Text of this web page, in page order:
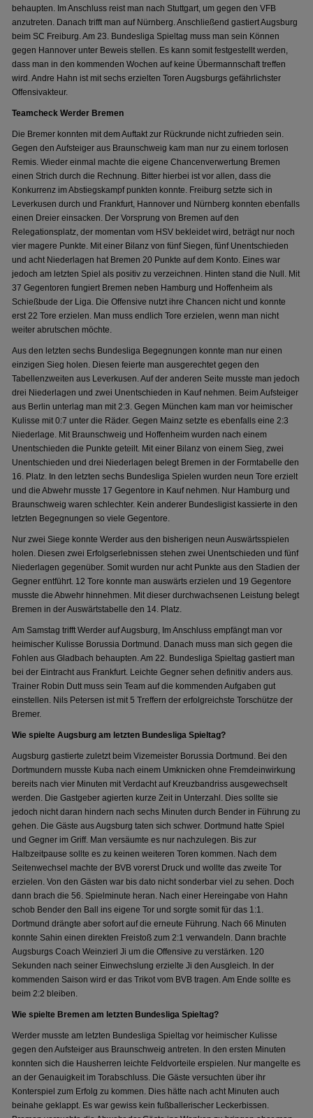
behaupten. Im Anschluss reist man nach Stuttgart, um gegen den VFB
anzutreten. Danach trifft man auf Nürnberg. Anschließend gastiert Augsburg
beim SC Freiburg. Am 23. Bundesliga Spieltag muss man sein Können
gegen Hannover unter Beweis stellen. Es kann somit festgestellt werden,
dass man in den kommenden Wochen auf keine Übermannschaft treffen
wird. Andre Hahn ist mit sechs erzielten Toren Augsburgs gefährlichster
Offensivakteur.
Teamcheck Werder Bremen
Die Bremer konnten mit dem Auftakt zur Rückrunde nicht zufrieden sein.
Gegen den Aufsteiger aus Braunschweig kam man nur zu einem torlosen
Remis. Wieder einmal machte die eigene Chancenverwertung Bremen
einen Strich durch die Rechnung. Bitter hierbei ist vor allen, dass die
Konkurrenz im Abstiegskampf punkten konnte. Freiburg setzte sich in
Leverkusen durch und Frankfurt, Hannover und Nürnberg konnten ebenfalls
einen Dreier einsacken. Der Vorsprung von Bremen auf den
Relegationsplatz, der momentan vom HSV bekleidet wird, beträgt nur noch
vier magere Punkte. Mit einer Bilanz von fünf Siegen, fünf Unentschieden
und acht Niederlagen hat Bremen 20 Punkte auf dem Konto. Eines war
jedoch am letzten Spiel als positiv zu verzeichnen. Hinten stand die Null. Mit
37 Gegentoren fungiert Bremen neben Hamburg und Hoffenheim als
Schießbude der Liga. Die Offensive nutzt ihre Chancen nicht und konnte
erst 22 Tore erzielen. Man muss endlich Tore erzielen, wenn man nicht
weiter abrutschen möchte.
Aus den letzten sechs Bundesliga Begegnungen konnte man nur einen
einzigen Sieg holen. Diesen feierte man ausgerechtet gegen den
Tabellenzweiten aus Leverkusen. Auf der anderen Seite musste man jedoch
drei Niederlagen und zwei Unentschieden in Kauf nehmen. Beim Aufsteiger
aus Berlin unterlag man mit 2:3. Gegen München kam man vor heimischer
Kulisse mit 0:7 unter die Räder. Gegen Mainz setzte es ebenfalls eine 2:3
Niederlage. Mit Braunschweig und Hoffenheim wurden nach einem
Unentschieden die Punkte geteilt. Mit einer Bilanz von einem Sieg, zwei
Unentschieden und drei Niederlagen belegt Bremen in der Formtabelle den
16. Platz. In den letzten sechs Bundesliga Spielen wurden neun Tore erzielt
und die Abwehr musste 17 Gegentore in Kauf nehmen. Nur Hamburg und
Braunschweig waren schlechter. Kein anderer Bundesligist kassierte in den
letzten Begegnungen so viele Gegentore.
Nur zwei Siege konnte Werder aus den bisherigen neun Auswärtsspielen
holen. Diesen zwei Erfolgserlebnissen stehen zwei Unentschieden und fünf
Niederlagen gegenüber. Somit wurden nur acht Punkte aus den Stadien der
Gegner entführt. 12 Tore konnte man auswärts erzielen und 19 Gegentore
musste die Abwehr hinnehmen. Mit dieser durchwachsenen Leistung belegt
Bremen in der Auswärtstabelle den 14. Platz.
Am Samstag trifft Werder auf Augsburg, Im Anschluss empfängt man vor
heimischer Kulisse Borussia Dortmund. Danach muss man sich gegen die
Fohlen aus Gladbach behaupten. Am 22. Bundesliga Spieltag gastiert man
bei der Eintracht aus Frankfurt. Leichte Gegner sehen definitiv anders aus.
Trainer Robin Dutt muss sein Team auf die kommenden Aufgaben gut
einstellen. Nils Petersen ist mit 5 Treffern der erfolgreichste Torschütze der
Bremer.
Wie spielte Augsburg am letzten Bundesliga Spieltag?
Augsburg gastierte zuletzt beim Vizemeister Borussia Dortmund. Bei den
Dortmundern musste Kuba nach einem Umknicken ohne Fremdeinwirkung
bereits nach vier Minuten mit Verdacht auf Kreuzbandriss ausgewechselt
werden. Die Gastgeber agierten kurze Zeit in Unterzahl. Dies sollte sie
jedoch nicht daran hindern nach sechs Minuten durch Bender in Führung zu
gehen. Die Gäste aus Augsburg taten sich schwer. Dortmund hatte Spiel
und Gegner im Griff. Man versäumte es nur nachzulegen. Bis zur
Halbzeitpause sollte es zu keinen weiteren Toren kommen. Nach dem
Seitenwechsel machte der BVB vorerst Druck und wollte das zweite Tor
erzielen. Von den Gästen war bis dato nicht sonderbar viel zu sehen. Doch
dann brach die 56. Spielminute heran. Nach einer Hereingabe von Hahn
schob Bender den Ball ins eigene Tor und sorgte somit für das 1:1.
Dortmund drängte aber sofort auf die erneute Führung. Nach 66 Minuten
konnte Sahin einen direkten Freistoß zum 2:1 verwandeln. Dann brachte
Augsburgs Coach Weinzierl Ji um die Offensive zu verstärken. 120
Sekunden nach seiner Einwechslung erzielte Ji den Ausgleich. In der
kommenden Saison wird er das Trikot vom BVB tragen. Am Ende sollte es
beim 2:2 bleiben.
Wie spielte Bremen am letzten Bundesliga Spieltag?
Werder musste am letzten Bundesliga Spieltag vor heimischer Kulisse
gegen den Aufsteiger aus Braunschweig antreten. In den ersten Minuten
konnten sich die Hausherren leichte Feldvorteile erspielen. Nur mangelte es
an der Genauigkeit im Torabschluss. Die Gäste versuchten über ihr
Konterspiel zum Erfolg zu kommen. Dies hätte nach acht Minuten auch
beinahe geklappt. Es war gewiss kein fußballerischer Leckerbissen.